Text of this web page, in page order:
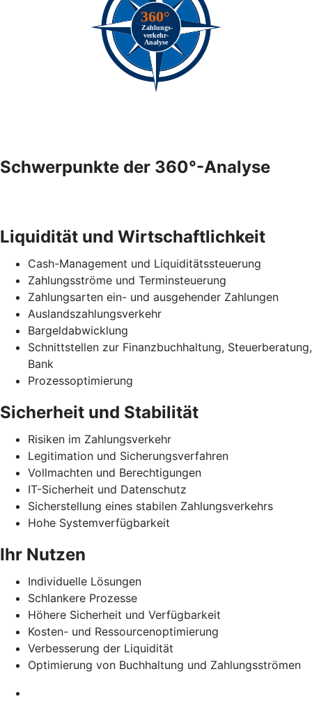
Schwerpunkte der 360°-Analyse
Liquidität und Wirtschaftlichkeit
Cash-Management und Liquiditätssteuerung
Zahlungsströme und Terminsteuerung
Zahlungsarten ein- und ausgehender Zahlungen
Auslandszahlungsverkehr
Bargeldabwicklung
Schnittstellen zur Finanzbuchhaltung, Steuerberatung,
Bank
Prozessoptimierung
Sicherheit und Stabilität
Risiken im Zahlungsverkehr
Legitimation und Sicherungsverfahren
Vollmachten und Berechtigungen
IT-Sicherheit und Datenschutz
Sicherstellung eines stabilen Zahlungsverkehrs
Hohe Systemverfügbarkeit
Ihr Nutzen
Individuelle Lösungen
Schlankere Prozesse
Höhere Sicherheit und Verfügbarkeit
Kosten- und Ressourcenoptimierung
Verbesserung der Liquidität
Optimierung von Buchhaltung und Zahlungsströmen